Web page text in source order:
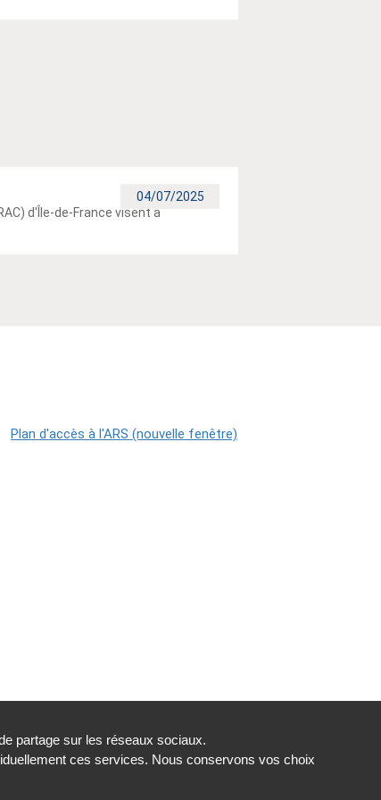
partage sur les réseaux sociaux.
ces services. Nous conservons vos choix
04/07/2025
d'Île-de-France visent à
Gestion des cookies